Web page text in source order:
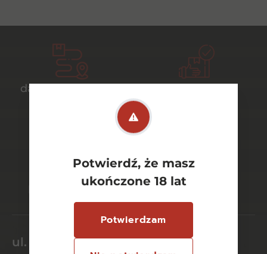
Potwierdź, że masz
ukończone 18 lat
Potwierdzam
darmowa dostawa
bezpieczne
płatności online
szeroki wybór
asortymentu
ul. Dworcowa 26/6